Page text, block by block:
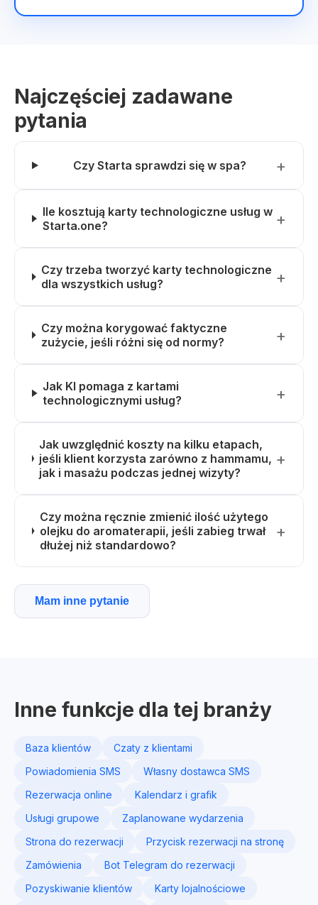
Najczęściej zadawane
pytania
Czy Starta sprawdzi się w spa?
Ile kosztują karty technologiczne usług w
Starta.one?
Czy trzeba tworzyć karty technologiczne
dla wszystkich usług?
Czy można korygować faktyczne
zużycie, jeśli różni się od normy?
Jak KI pomaga z kartami
technologicznymi usług?
Jak uwzględnić koszty na kilku etapach,
jeśli klient korzysta zarówno z hammamu,
jak i masażu podczas jednej wizyty?
Czy można ręcznie zmienić ilość użytego
olejku do aromaterapii, jeśli zabieg trwał
dłużej niż standardowo?
Mam inne pytanie
Inne funkcje dla tej branży
Baza klientów
Czaty z klientami
Powiadomienia SMS
Własny dostawca SMS
Rezerwacja online
Kalendarz i grafik
Usługi grupowe
Zaplanowane wydarzenia
Strona do rezerwacji
Przycisk rezerwacji na stronę
Zamówienia
Bot Telegram do rezerwacji
Pozyskiwanie klientów
Karty lojalnościowe